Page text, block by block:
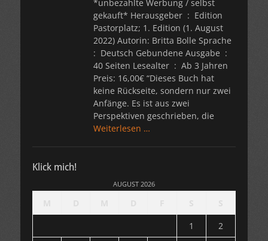
*unbezahlte Werbung / selbst
gekauft* Herausgeber ‏ : ‎ Edition
Pastorplatz; 1. Edition (1. August
2022) Autorin: Britta Bolle Sprache ‏
: ‎ Deutsch Gebundene Ausgabe ‏ : ‎
40 Seiten Lesealter ‏ : ‎ Ab 3 Jahren
Preis: 16,00€ “Dieses Buch hat
keine Rückseite, sondern nur zwei
Anfänge. Es ist aus zwei
Perspektiven geschrieben, die
Weiterlesen …
Klick mich!
AUGUST 2026
1
2